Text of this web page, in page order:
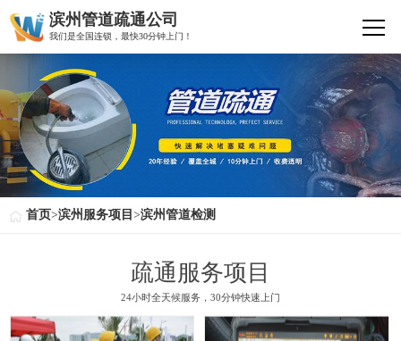
滨州管道疏通公司
我们是全国连锁，最快30分钟上门！
首页>滨州服务项目 >滨州管道检测
疏通服务项目
24小时全天候服务，30分钟快速上门